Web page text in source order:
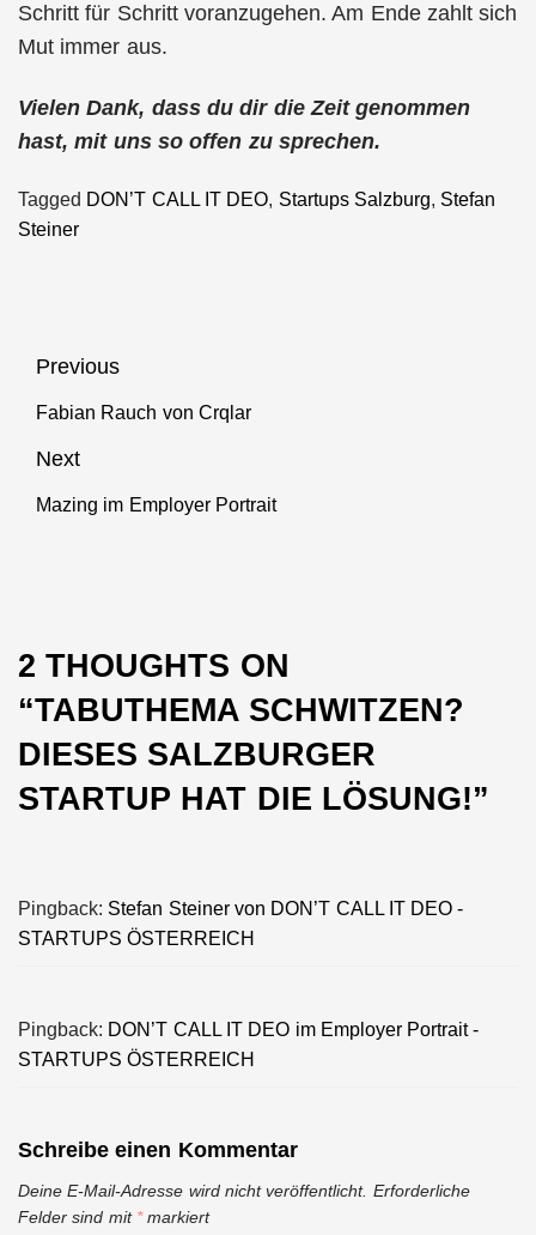
Schritt für Schritt voranzugehen. Am Ende zahlt sich
Mut immer aus.
Vielen Dank, dass du dir die Zeit genommen
hast, mit uns so offen zu sprechen.
Tagged DON’T CALL IT DEO, Startups Salzburg, Stefan
Steiner
Beitragsnavigation
Previous
Previous
Fabian Rauch von Crqlar
Next
Next
Mazing im Employer Portrait
2 THOUGHTS ON
“TABUTHEMA SCHWITZEN?
DIESES SALZBURGER
STARTUP HAT DIE LÖSUNG!”
Pingback: Stefan Steiner von DON’T CALL IT DEO -
STARTUPS ÖSTERREICH
Pingback: DON’T CALL IT DEO im Employer Portrait -
STARTUPS ÖSTERREICH
Schreibe einen Kommentar
Deine E-Mail-Adresse wird nicht veröffentlicht. Erforderliche
Felder sind mit *markiert